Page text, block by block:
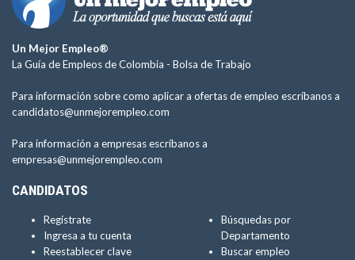
Un Mejor Empleo®
La Guía de Empleos de Colombia - Bolsa de Trabajo
Para información sobre como aplicar a ofertas de empleo escríbanos a
candidatos@unmejorempleo.com
Para información a empresas escríbanos a
empresas@unmejorempleo.com
CANDIDATOS
Regístrate
Ingresa a tu cuenta
Reestablecer clave
Búsquedas por
Departamento
Buscar empleo